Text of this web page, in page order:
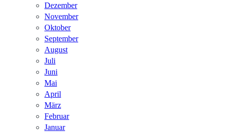
Dezember
November
Oktober
September
August
Juli
Juni
Mai
April
März
Februar
Januar